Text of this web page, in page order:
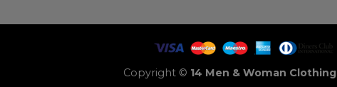
Copyright © 14 Men & Woman Clothing